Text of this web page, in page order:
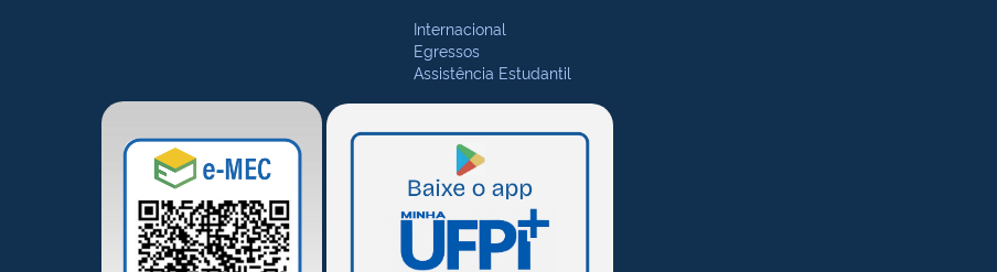
Internacional
Egressos
Assistência Estudantil